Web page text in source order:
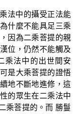
法中的攝受正法能
什麼不能具足三乘
因為二乘菩提的親
位，仍然不能觸及
乘法中的出世間安
是大乘菩提的證悟
地不斷地進修，這
的眾生在二乘法中
乘菩提的。而 勝鬘